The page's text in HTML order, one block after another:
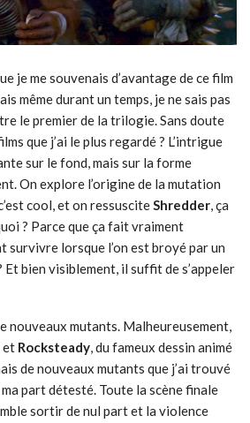
je me souvenais d’avantage de ce film
même durant un temps, je ne sais pas
le premier de la trilogie. Sans doute
que j’ai le plus regardé ? L’intrigue
sur le fond, mais sur la forme
On explore l’origine de la mutation
cool, et on ressusciteShredder, ça
? Parce que ça fait vraiment
survivre lorsque l’on est broyé par un
Et bien visiblement, il suffit de s’appeler
nouveaux mutants. Malheureusement,
et Rocksteady, du fameux dessin animé
de nouveaux mutants que j’ai trouvé
part détesté. Toute la scène finale
sortir de nul part et la violence